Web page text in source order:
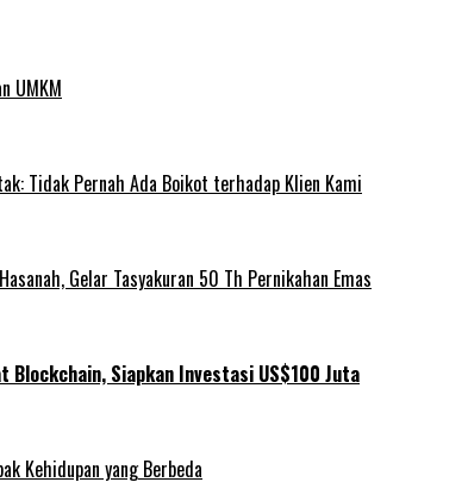
UMKM
Tidak Pernah Ada Boikot terhadap Klien Kami
Gelar Tasyakuran 50 Th Pernikahan Emas
Blockchain, Siapkan Investasi US$100 Juta
Kehidupan yang Berbeda